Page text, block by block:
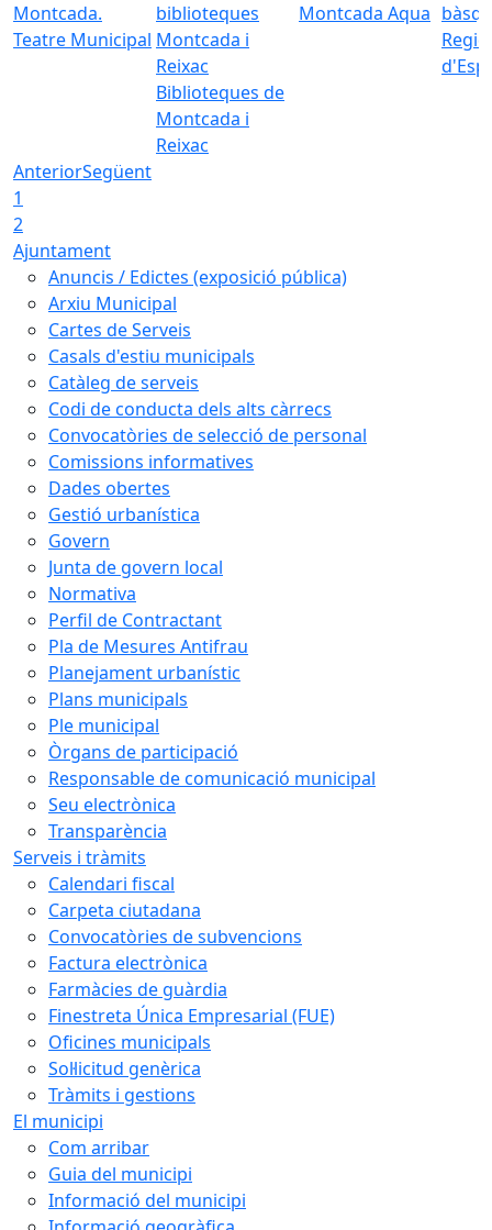
Teatre Municipal
Biblioteques de
Montcada i
Reixac
Montcada Aqua
AnteriorSegüent
1
2
Ajuntament
Anuncis / Edictes (exposició pública)
Arxiu Municipal
Cartes de Serveis
Casals d'estiu municipals
Catàleg de serveis
Codi de conducta dels alts càrrecs
Convocatòries de selecció de personal
Comissions informatives
Dades obertes
Gestió urbanística
Govern
Junta de govern local
Normativa
Perfil de Contractant
Pla de Mesures Antifrau
Planejament urbanístic
Plans municipals
Ple municipal
Òrgans de participació
Responsable de comunicació municipal
Seu electrònica
Transparència
Serveis i tràmits
Calendari fiscal
Carpeta ciutadana
Convocatòries de subvencions
Factura electrònica
Farmàcies de guàrdia
Finestreta Única Empresarial (FUE)
Oficines municipals
Sol·licitud genèrica
Tràmits i gestions
El municipi
Com arribar
Guia del municipi
Informació del municipi